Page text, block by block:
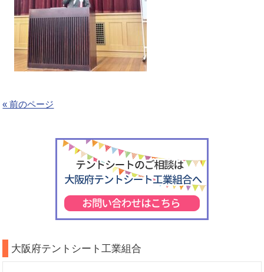
« 前のページ
大阪府テントシート工業組合